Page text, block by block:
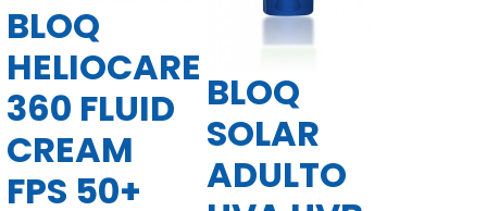
BLOQ
HELIOCARE
360 FLUID
CREAM
FPS 50+
BLOQ
SOLAR
ADULTO